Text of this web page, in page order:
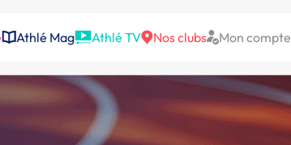
Athlé Mag Athlé TV Nos clubs Mon compte